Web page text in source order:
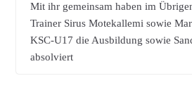
Mit ihr gemeinsam haben im
Trainer Sirus Motekallemi sowie
KSC-U17 die Ausbildung sowie
absolviert